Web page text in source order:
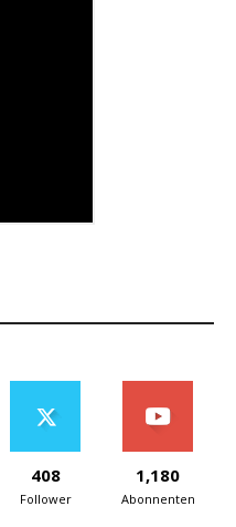
408
Follower
1,180
Abonnenten